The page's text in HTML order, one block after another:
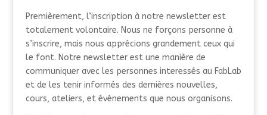
Premièrement, l’inscription à notre newsletter est
totalement volontaire. Nous ne forçons personne à
s’inscrire, mais nous apprécions grandement ceux qui
le font. Notre newsletter est une manière de
communiquer avec les personnes interessés au FabLab
et de les tenir informés des dernières nouvelles,
cours, ateliers, et événements que nous organisons.